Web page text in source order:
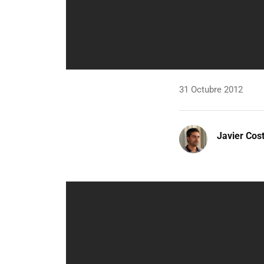
31 Octubre 2012
Javier